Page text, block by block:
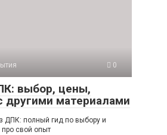
0
выбор, цены,
другими материалами
ДПК: полный гид по выбору и
свой опыт